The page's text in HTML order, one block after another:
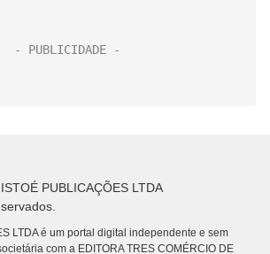
PUBLICAÇÕES LTDA
LTDA é um portal digital independente e sem
com a EDITORA TRES COMÉRCIO DE